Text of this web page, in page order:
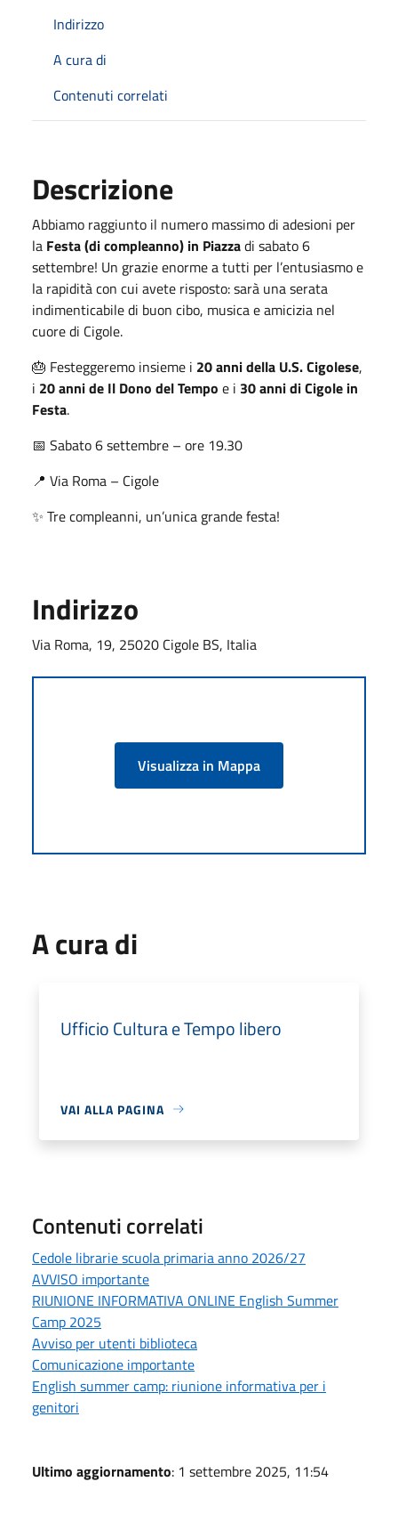
Indirizzo
A cura di
Contenuti correlati
Descrizione
Abbiamo raggiunto il numero massimo di adesioni per
la Festa (di compleanno) in Piazzadi sabato 6
settembre! Un grazie enorme a tutti per l’entusiasmo e
la rapidità con cui avete risposto: sarà una serata
indimenticabile di buon cibo, musica e amicizia nel
cuore di Cigole.
🎂 Festeggeremo insieme i 20 anni della U.S. Cigolese,
i 20 anni de Il Dono del Tempo e i 30 anni di Cigole in
Festa.
📅 Sabato 6 settembre – ore 19.30
📍 Via Roma – Cigole
✨ Tre compleanni, un’unica grande festa!
Indirizzo
Via Roma, 19, 25020 Cigole BS, Italia
Visualizza in Mappa
A cura di
Ufficio Cultura e Tempo libero
VAI ALLA PAGINA
Contenuti correlati
Cedole librarie scuola primaria anno 2026/27
AVVISO importante
RIUNIONE INFORMATIVA ONLINE English Summer
Camp 2025
Avviso per utenti biblioteca
Comunicazione importante
English summer camp: riunione informativa per i
genitori
Ultimo aggiornamento: 1 settembre 2025, 11:54